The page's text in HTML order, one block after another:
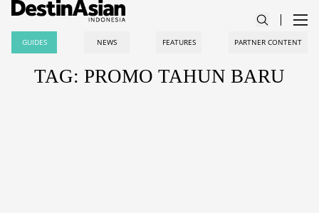
GUIDES NEWS FEATURES PARTNER CONTENT
TAG: PROMO TAHUN BARU